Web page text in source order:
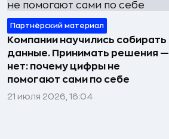
Партнёрский материал
Компании научились собирать
данные. Принимать решения —
нет: почему цифры не
помогают сами по себе
21 июля 2026, 16:04